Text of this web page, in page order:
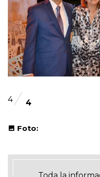
4 4
Foto: